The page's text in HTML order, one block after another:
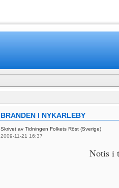
BRANDEN I NYKARLEBY
Skrivet av Tidningen Folkets Röst (Sverige)
2009-11-21 16:37
Notis i